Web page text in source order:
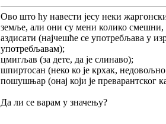
Ово што ћу навести јесу неки жаргонски
земље, али они су мени колико смешни,
аздисати (најчешће се употребљава у
употребљавам);
цмигљав (за дете, да је слинаво);
шпиртосан (неко ко је крхак,
пошушњар (онај који је преварантског
Да ли се варам у значењу?